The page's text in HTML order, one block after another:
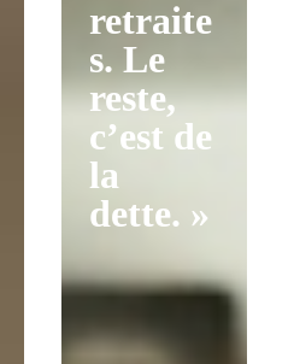
retraite
s. Le
reste,
c’est de
la
dette. »